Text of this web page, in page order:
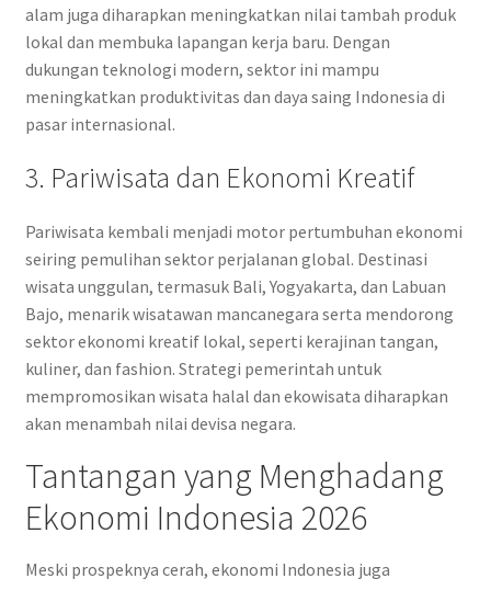
alam juga diharapkan meningkatkan nilai tambah produk
lokal dan membuka lapangan kerja baru. Dengan
dukungan teknologi modern, sektor ini mampu
meningkatkan produktivitas dan daya saing Indonesia di
pasar internasional.
3. Pariwisata dan Ekonomi Kreatif
Pariwisata kembali menjadi motor pertumbuhan ekonomi
seiring pemulihan sektor perjalanan global. Destinasi
wisata unggulan, termasuk Bali, Yogyakarta, dan Labuan
Bajo, menarik wisatawan mancanegara serta mendorong
sektor ekonomi kreatif lokal, seperti kerajinan tangan,
kuliner, dan fashion. Strategi pemerintah untuk
mempromosikan wisata halal dan ekowisata diharapkan
akan menambah nilai devisa negara.
Tantangan yang Menghadang
Ekonomi Indonesia 2026
Meski prospeknya cerah, ekonomi Indonesia juga